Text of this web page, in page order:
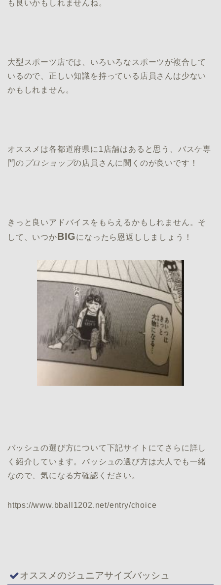
も良いかもしれませんね。
大型スポーツ店では、いろいろなスポーツが複合して
いるので、正しい知識を持っている店員さんは少ない
かもしれません。
オススメは各都道府県に1店舗はあると思う、バスケ専
門の プロショップの店員さんに聞くのが良いです！
きっと良いアドバイスをもらえるかもしれません。そ
して、いつかBIGになったら恩返ししましょう！
バッシュの選び方について下記サイトにてさらに詳し
く紹介しています。バッシュの選び方は大人でも一緒
なので、気になる方確認ください。
https://www.bball1202.net/entry/choice
オススメのジュニアサイズバッシュ